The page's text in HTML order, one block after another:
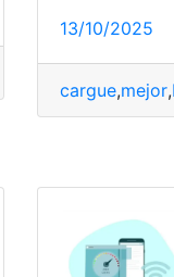
13/10/2025
cargue,mejor,